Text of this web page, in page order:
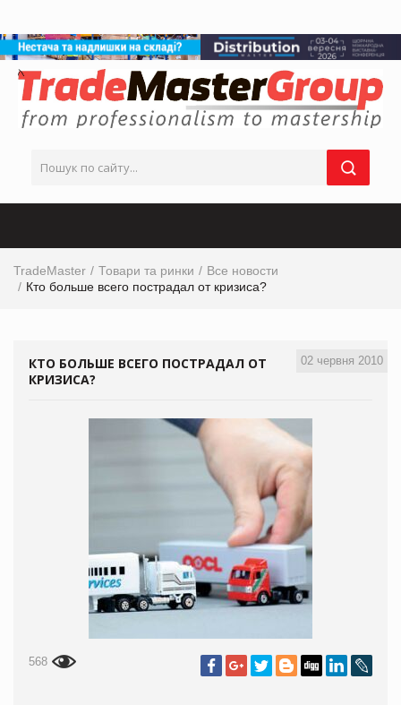
TradeMaster Товари та ринки
Все новости
Кто больше всего пострадал от кризиса?
02 червня 2010
КТО БОЛЬШЕ ВСЕГО ПОСТРАДАЛ ОТ
КРИЗИСА?
568